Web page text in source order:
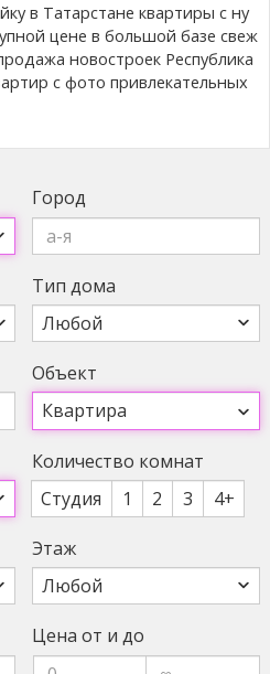
в Татарстане квартиры c ну
цене в большой базе свеж
новостроек Республика
с фото привлекательных
Го­род
Тип до­ма
Объ­ект
Ко­личес­тво ком­нат
Студия
1 2 3 4+
Этаж
Це­на от и до